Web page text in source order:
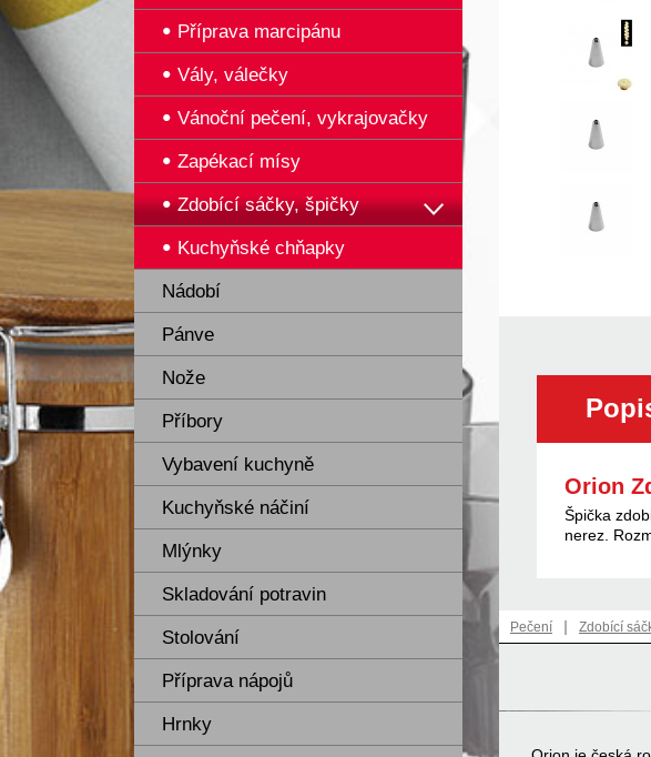
Příprava marcipánu
Vály, válečky
Vánoční pečení, vykrajovačky
Zapékací mísy
Zdobící sáčky, špičky
Kuchyňské chňapky
Nádobí
Pánve
Nože
Příbory
Vybavení kuchyně
Kuchyňské náčiní
Mlýnky
Skladování potravin
Stolování
Příprava nápojů
Hrnky
Orion
Špička
nerez.
Pečení | Zdobící